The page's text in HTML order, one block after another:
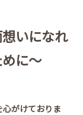
いになれ
に〜
がけておりま